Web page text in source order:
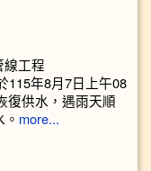
工程
115年8月7日上午08
復供水，遇雨天順
more...